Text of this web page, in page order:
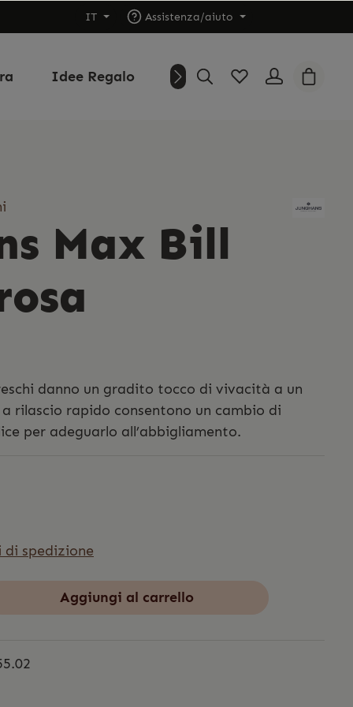
IT Assistenza/aiuto
Idee Regalo Outlet Chi siamo
Max Bill
danno un gradito tocco di vivacità a un
rilascio rapido consentono un cambio di
per adeguarlo all’abbigliamento.
di spedizione
Aggiungi al carrello